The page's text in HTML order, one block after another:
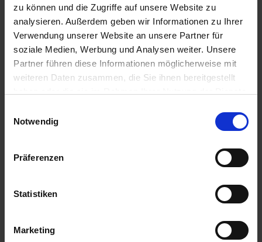
zu können und die Zugriffe auf unsere Website zu
analysieren. Außerdem geben wir Informationen zu Ihrer
Verwendung unserer Website an unsere Partner für
soziale Medien, Werbung und Analysen weiter. Unsere
Partner führen diese Informationen möglicherweise mit
weiteren Daten zusammen, die Sie ihnen bereitgestellt
Notwendig
Präferenzen
Statistiken
Marketing
ZUM PRODUKT ZUM PRODUKT
Ähnliche Produkte
Cato